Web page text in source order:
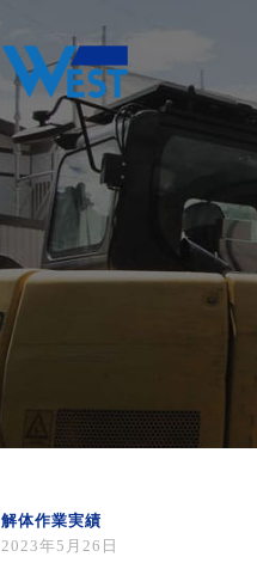
解体作業実績
2023年5月26日